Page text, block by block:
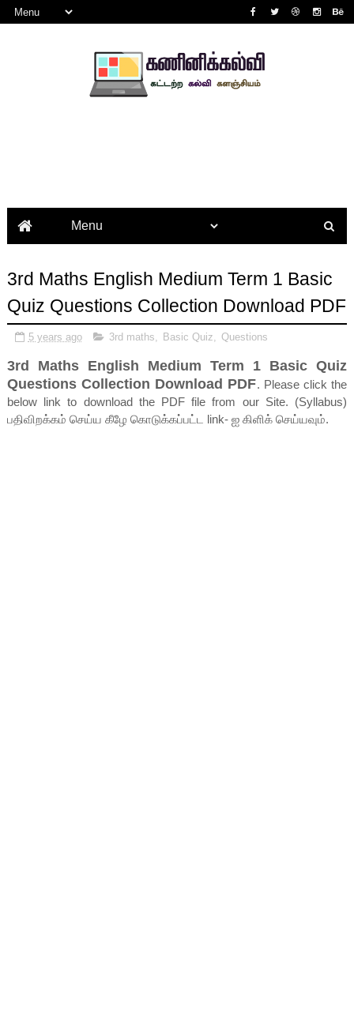
3rd Maths English Medium Term 1 Basic
Quiz Questions Collection Download PDF
5 years ago 3rd maths Basic Quiz Questions
3rd Maths English Medium Term 1 Basic Quiz
Questions Collection Download PDF. Please click the
below link to download the PDF file from our Site. (Syllabus)
பதிவிறக்கம் செய்ய கீழே கொடுக்கப்பட்ட link- ஐ கிளிக் செய்யவும்.